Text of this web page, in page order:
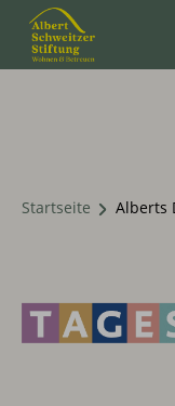
Startseite Alberts